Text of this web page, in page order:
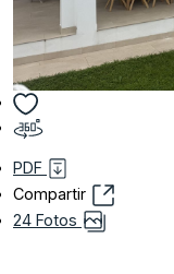
PDF
Compartir
24 Fotos